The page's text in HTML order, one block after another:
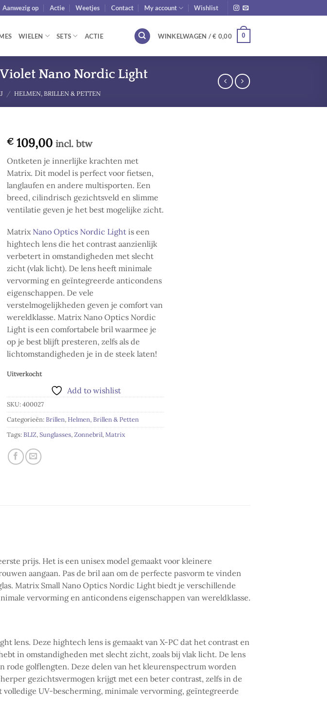
Aanwezig op Actie Weetjes Contact My account Wishlist
WIELEN SETS ACTIE WINKELWAGEN /€ 0,00 0
Nano Nordic Light
/ HELMEN, BRILLEN & PETTEN
€ 109,00 incl. btw
Ontketen je innerlijke krachten met
Matrix. Dit model is perfect voor fietsen,
langlaufen en andere multisporten. Een
breed, cilindrisch gezichtsveld en slimme
ventilatie geven je het best mogelijke zicht.
Matrix Nano Optics Nordic Light is een
hightech lens die het contrast aanzienlijk
verbetert in omstandigheden met slecht
zicht (vlak licht). De lens heeft minimale
vervorming en geïntegreerde anticondens
eigenschappen. De vele
verstelmogelijkheden geven je comfort van
wereldklasse. Matrix Nano Optics Nordic
Light is een comfortabele bril waarmee je
op je best blijft presteren, zelfs als de
lichtomstandigheden je in de steek laten!
Uitverkocht
Add to wishlist
SKU:400027
Categorieën:Brillen,Helmen, Brillen & Petten
Tags:BLIZ,Sunglasses,Zonnebril,Matrix
prijs. Het is een unisex model gemaakt voor kleinere
aangaan. Pas de bril aan om de perfecte pasvorm te vinden
Matrix Small Nano Optics Nordic Light biedt je verschillende
vervorming en anticondens eigenschappen van wereldklasse.
lens. Deze hightech lens is gemaakt van X-PC dat het contrast en
in omstandigheden met slecht zicht, zoals bij vlak licht. De lens
rode golflengten. Deze delen van het kleurenspectrum worden
gezichtsvermogen krijgt met een beter contrast, zelfs in de
volledige UV-bescherming, minimale vervorming, geïntegreerde